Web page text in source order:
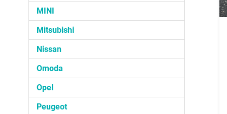
MINI
Mitsubishi
Nissan
Omoda
Opel
Peugeot